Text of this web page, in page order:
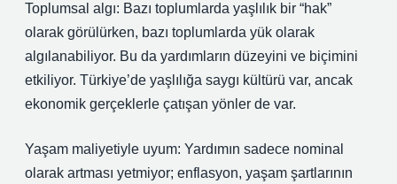
Toplumsal algı: Bazı toplumlarda yaşlılık bir “hak”
olarak görülürken, bazı toplumlarda yük olarak
algılanabiliyor. Bu da yardımların düzeyini ve biçimini
etkiliyor. Türkiye’de yaşlılığa saygı kültürü var, ancak
ekonomik gerçeklerle çatışan yönler de var.
Yaşam maliyetiyle uyum: Yardımın sadece nominal
olarak artması yetmiyor; enflasyon, yaşam şartlarının